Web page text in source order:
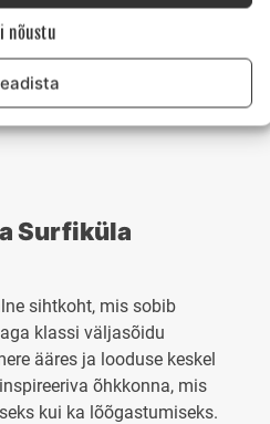
nõustu
Surfiküla
sihtkoht, mis sobib
klassi väljasõidu
ääres ja looduse keskel
õhkkonna, mis
kui ka lõõgastumiseks.